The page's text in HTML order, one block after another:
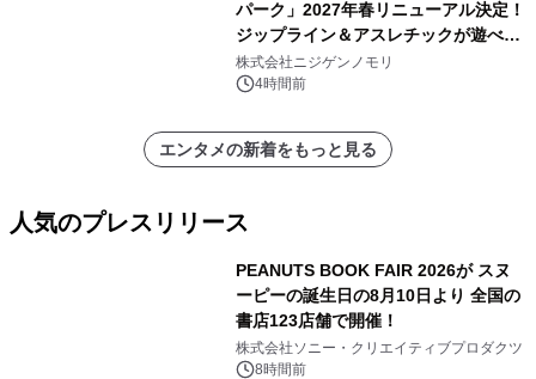
パーク」2027年春リニューアル決定！
ジップライン＆アスレチックが遊べる
のは今年が最後！ 「ラスト！ドキがム
ネムネ～大作戦！」始動
株式会社ニジゲンノモリ
4時間前
エンタメの新着をもっと見る
人気のプレスリリース
PEANUTS BOOK FAIR 2026が スヌ
ーピーの誕生日の8月10日より 全国の
書店123店舗で開催！
株式会社ソニー・クリエイティブプロダクツ
8時間前